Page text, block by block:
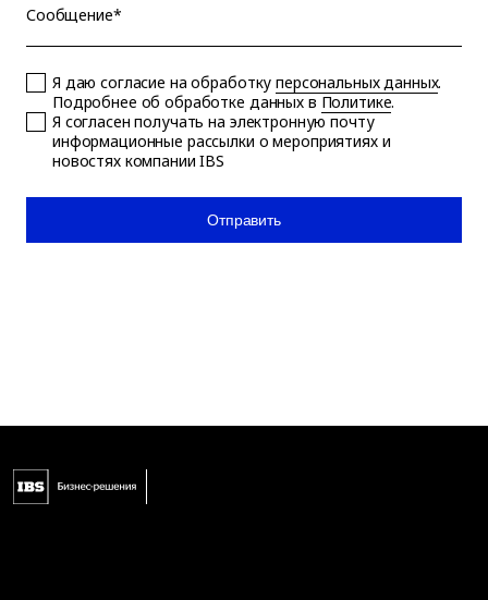
Сообщение*
Я даю согласие на обработкуперсональных данных.
Подробнее об обработке данных в Политике.
Я согласен получать на электронную почту
информационные рассылки о мероприятиях и
новостях компании IBS
Отправить